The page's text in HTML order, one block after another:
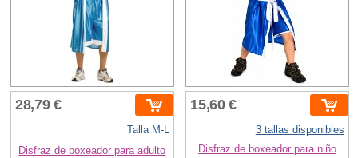
28,79 €
Talla M-L
Disfraz de boxeador para adulto
15,60 €
3 tallas disponibles
Disfraz de boxeador para niño